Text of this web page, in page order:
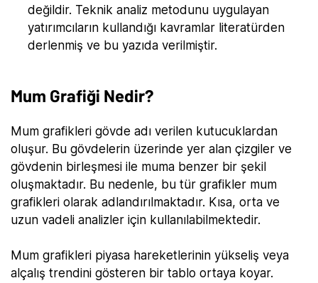
değildir. Teknik analiz metodunu uygulayan
yatırımcıların kullandığı kavramlar literatürden
derlenmiş ve bu yazıda verilmiştir.
Mum Grafiği Nedir?
Mum grafikleri gövde adı verilen kutucuklardan
oluşur. Bu gövdelerin üzerinde yer alan çizgiler ve
gövdenin birleşmesi ile muma benzer bir şekil
oluşmaktadır. Bu nedenle, bu tür grafikler mum
grafikleri olarak adlandırılmaktadır. Kısa, orta ve
uzun vadeli analizler için kullanılabilmektedir.
Mum grafikleri piyasa hareketlerinin yükseliş veya
alçalış trendini gösteren bir tablo ortaya koyar.